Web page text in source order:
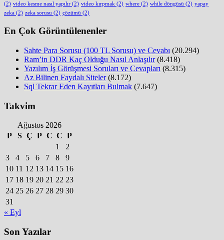
(2) video kesme nasıl yapılır (2) video kırpmak (2) where (2) while döngüsü (2) yapay
zeka (2) zeka sorusu (2) çözümü (2)
En Çok Görüntülenenler
Sahte Para Sorusu (100 TL Sorusu) ve Cevabı (20.294)
Ram’in DDR Kaç Olduğu Nasıl Anlaşılır (8.418)
Yazılım İş Görüşmesi Soruları ve Cevapları (8.315)
Az Bilinen Faydalı Siteler (8.172)
Sql Tekrar Eden Kayıtları Bulmak (7.647)
Takvim
Ağustos 2026
P
S Ç P C C P
1
2
3
4 5 6 7 8
9
10 11 12 13 14 15 16
17 18 19 20 21 22 23
24 25 26 27 28 29 30
31
« Eyl
Son Yazılar